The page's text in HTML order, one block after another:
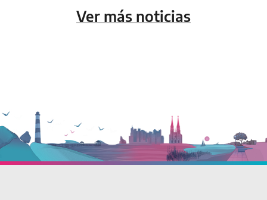
Ver más noticias